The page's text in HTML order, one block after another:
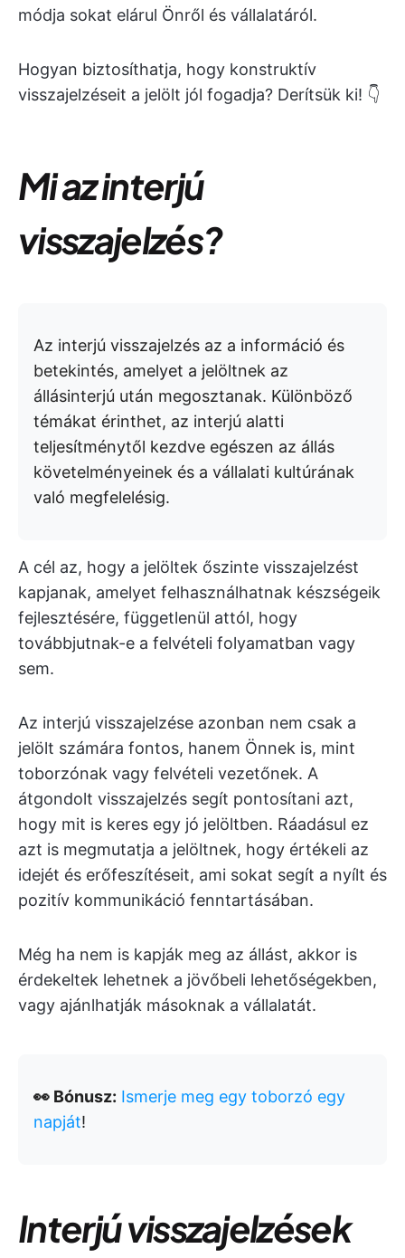
módja sokat elárul Önről és vállalatáról.
Hogyan biztosíthatja, hogy konstruktív
visszajelzéseit a jelölt jól fogadja? Derítsük ki! 👇
Mi az interjú
visszajelzés?
Az interjú visszajelzés az a információ és
betekintés, amelyet a jelöltnek az
állásinterjú után megosztanak. Különböző
témákat érinthet, az interjú alatti
teljesítménytől kezdve egészen az állás
követelményeinek és a vállalati kultúrának
való megfelelésig.
A cél az, hogy a jelöltek őszinte visszajelzést
kapjanak, amelyet felhasználhatnak készségeik
fejlesztésére, függetlenül attól, hogy
továbbjutnak-e a felvételi folyamatban vagy
sem.
Az interjú visszajelzése azonban nem csak a
jelölt számára fontos, hanem Önnek is, mint
toborzónak vagy felvételi vezetőnek. A
átgondolt visszajelzés segít pontosítani azt,
hogy mit is keres egy jó jelöltben. Ráadásul ez
azt is megmutatja a jelöltnek, hogy értékeli az
idejét és erőfeszítéseit, ami sokat segít a nyílt és
pozitív kommunikáció fenntartásában.
Még ha nem is kapják meg az állást, akkor is
érdekeltek lehetnek a jövőbeli lehetőségekben,
vagy ajánlhatják másoknak a vállalatát.
👀 Bónusz: Ismerje meg egy toborzó egy
napját!
Interjú visszajelzések